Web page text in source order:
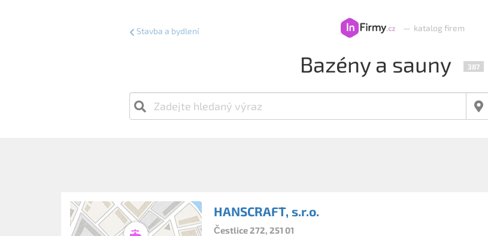
— katalog firem
Stavba a bydlení
Bazény a sauny 387
HANSCRAFT, s.r.o.
Čestlice 272, 251 01